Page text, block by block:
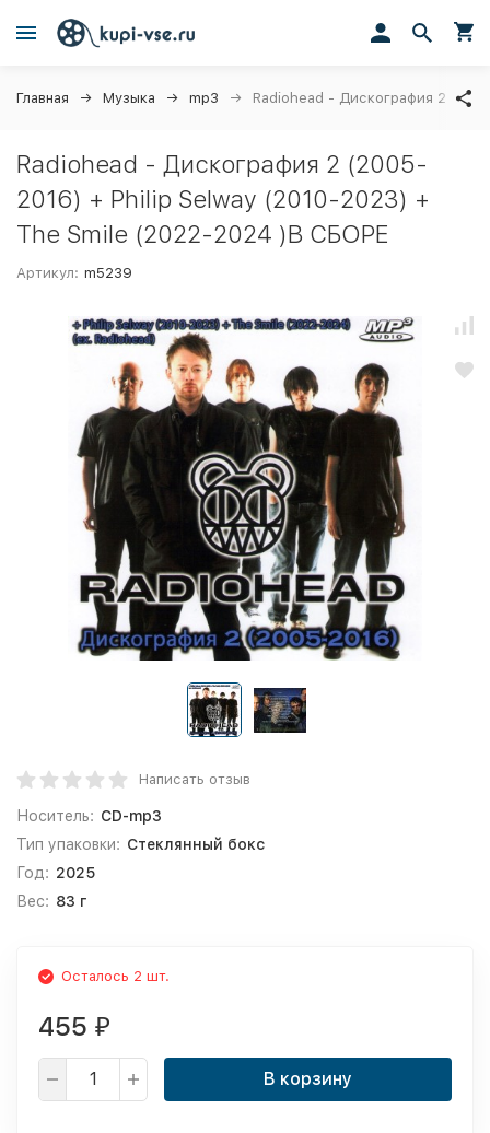
Главная Музыка mp3 Radiohead - Дискография 2
Radiohead - Дискография 2 (2005-
2016) + Philip Selway (2010-2023) +
The Smile (2022-2024 )В СБОРЕ
Артикул: m5239
Написать отзыв
Носитель: CD-mp3
Тип упаковки: Стеклянный бокс
Год: 2025
Вес: 83 г
Осталось 2 шт.
455 ₽
В корзину